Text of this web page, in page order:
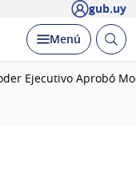
gub.uy
Desplegar
Menú Abrir
Ejecutivo Aprobó